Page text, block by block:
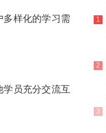
多样化的学习需
员充分交流互